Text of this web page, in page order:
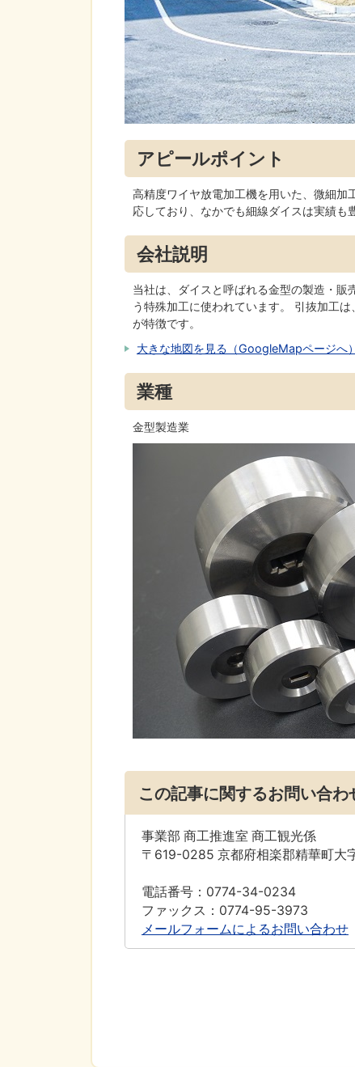
アピールポイント
高精度ワイヤ放電加工機を用いた、微細
応しており、なかでも細線ダイスは実績も
会社説明
当社は、ダイスと呼ばれる金型の製造・
う特殊加工に使われています。 引抜加工
が特徴です。
大きな地図を見る（GoogleMapページへ）
業種
金型製造業
この記事に関するお問い合わ
事業部 商工推進室 商工観光係
〒619-0285 京都府相楽郡精華町大
電話番号：0774-34-0234
ファックス：0774-95-3973
メールフォームによるお問い合わせ